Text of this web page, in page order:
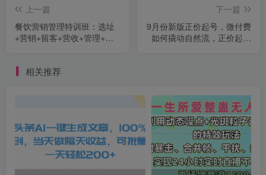
上一篇
餐饮营销管理特训班：选址
+营销+留客+营收+管理+发
下一篇
9月份新版正价起号，微付费
如何撬动自然流，正价起号
相关推荐